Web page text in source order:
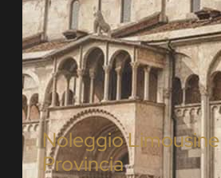
Noleggio
Provincia